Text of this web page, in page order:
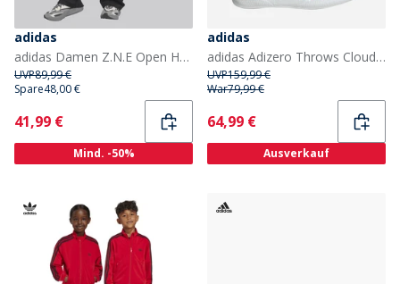
adidas
adidas Damen Z.N.E Open Hem Trainingshose Schwarz
UVP89,99 €
Spare48,00 €
Current
41,99 €
Mind. -50%
adidas
adidas Adizero Throws Cloudfoam Wurf Diskus Speer Spikes Flash Aqua/Zero Metalic/Lucid Lemon
UVP159,99 €
War79,99 €
Current
64,99 €
Ausverkauf